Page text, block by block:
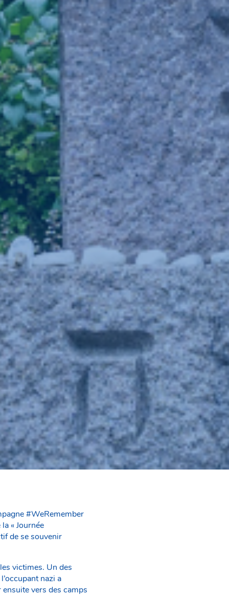
#WeRemember
« Journée
de se souvenir
victimes. Un des
nazi a
vers des camps